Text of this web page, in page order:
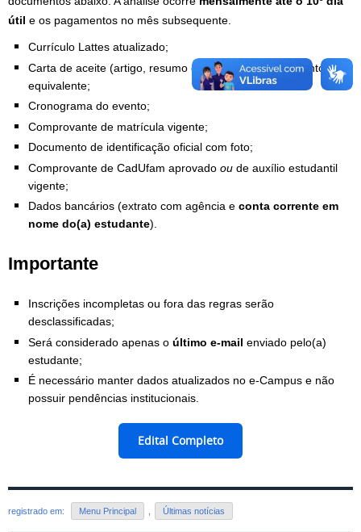
útil e os pagamentos no mês subsequente.
Currículo Lattes atualizado;
Carta de aceite (artigo, resumo expandido) ou documento
equivalente;
Cronograma do evento;
Comprovante de matrícula vigente;
Documento de identificação oficial com foto;
Comprovante de CadUfam aprovado ou de auxílio estudantil
vigente;
Dados bancários (extrato com agência e conta corrente em
nome do(a) estudante).
Importante
Inscrições incompletas ou fora das regras serão
desclassificadas;
Será considerado apenas o último e-mail enviado pelo(a)
estudante;
É necessário manter dados atualizados no e-Campus e não
possuir pendências institucionais.
Edital Completo
registrado em: Menu Principal Últimas notícias